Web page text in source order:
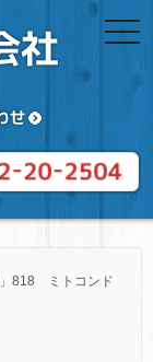
818 ミトコンド